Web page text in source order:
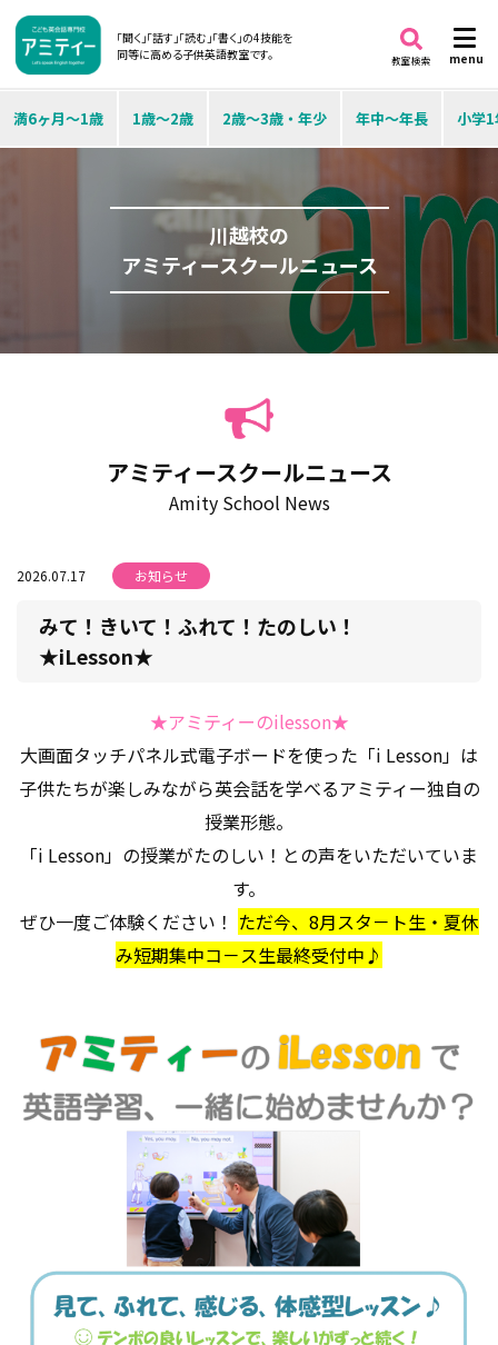
「聞く」「話す」「読む」「書く」の4技能を
同等に高める子供英語教室です。
menu
教室検索
満6ヶ月～1歳 1歳～2歳 2歳～3歳・年少 年中～年長 小学
川越校の
アミティースクールニュース
アミティースクールニュース
Amity School News
2026.07.17 お知らせ
みて！きいて！ふれて！たのしい！
★iLesson★
★アミティーのilesson★
大画面タッチパネル式電子ボードを使った「i Lesson」は
子供たちが楽しみながら英会話を学べるアミティー独自の
授業形態。
「i Lesson」の授業がたのしい！との声をいただいていま
す。
ぜひ一度ご体験ください！ ただ今、8月スタ－ト生・夏休
み短期集中コ－ス生最終受付中♪